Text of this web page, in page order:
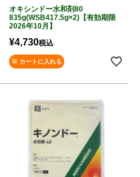
オキシンドー水和剤80
835g(WSB417.5g×2)【有効期限
2026年10月】
¥4,730税込
カートに入れる